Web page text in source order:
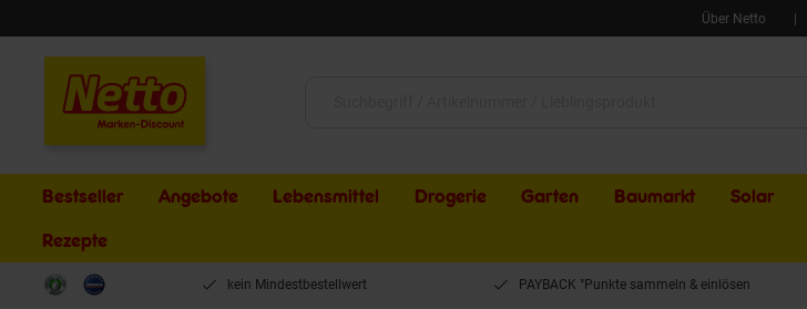
Über Netto
Bestseller Angebote Lebensmittel Drogerie Garten Baumarkt Solar
Rezepte
kein Mindestbestellwert PAYBACK °Punkte sammeln & einlösen